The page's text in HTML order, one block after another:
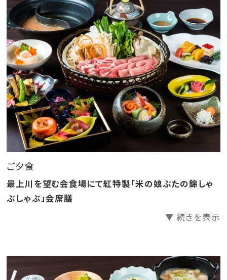
となります
※お部屋によって料金が異なります
※別館牧水庵では12歳以下のお子様の受け入れを行っ
ておりません
■ ご夕食 ■
最上川を望む会食場にて紅特製「米の娘ぶたの錦しゃ
ぶしゃぶ」会席膳
※小学生未満の幼児のお子様は専用料理となります
■ ご朝食 ■
ご朝食は庄内風芋煮、庄内産のお米など、
庄内の郷土食を味わえる和定食をご提供いたします。
最上川を眺めながらゆったりと浸かれる
草薙温泉と呼ばれる自家源泉を使用しております
ご夕食
最上川を望む会食場にて紅特製「米の娘ぶたの錦しゃ
ぶしゃぶ」会席膳
▼ 続きを表示